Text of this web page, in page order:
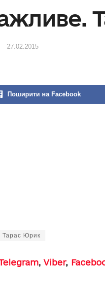
27.02.2015
Поширити на Facebook
Тарас Юрик
,Viber,